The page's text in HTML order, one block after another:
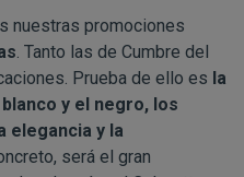
nuestras promociones
. Tanto las de Cumbre del
Prueba de ello es la
y el negro, los
elegancia y la
será el gran